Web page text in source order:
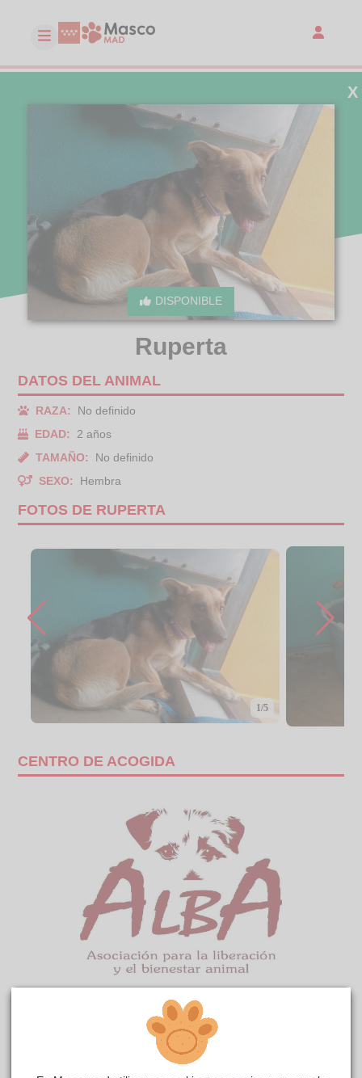
DISPONIBLE
X
Ruperta
DATOS DEL ANIMAL
RAZA:
No definido
EDAD:
2 años
TAMAÑO:
No definido
SEXO:
Hembra
FOTOS DE RUPERTA
1/5
CENTRO DE ACOGIDA
reside actualmente en el centro de acogida